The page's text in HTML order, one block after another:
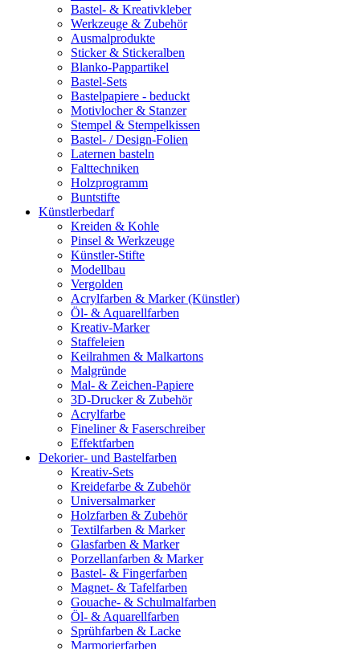
Bastel- & Kreativkleber
Werkzeuge & Zubehör
Ausmalprodukte
Sticker & Stickeralben
Blanko-Pappartikel
Bastel-Sets
Bastelpapiere - beduckt
Motivlocher & Stanzer
Stempel & Stempelkissen
Bastel- / Design-Folien
Laternen basteln
Falttechniken
Holzprogramm
Buntstifte
Künstlerbedarf
Kreiden & Kohle
Pinsel & Werkzeuge
Künstler-Stifte
Modellbau
Vergolden
Acrylfarben & Marker (Künstler)
Öl- & Aquarellfarben
Kreativ-Marker
Staffeleien
Keilrahmen & Malkartons
Malgründe
Mal- & Zeichen-Papiere
3D-Drucker & Zubehör
Acrylfarbe
Fineliner & Faserschreiber
Effektfarben
Dekorier- und Bastelfarben
Kreativ-Sets
Kreidefarbe & Zubehör
Universalmarker
Holzfarben & Zubehör
Textilfarben & Marker
Glasfarben & Marker
Porzellanfarben & Marker
Bastel- & Fingerfarben
Magnet- & Tafelfarben
Gouache- & Schulmalfarben
Öl- & Aquarellfarben
Sprühfarben & Lacke
Marmorierfarben